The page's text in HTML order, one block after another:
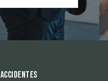
Accidentes